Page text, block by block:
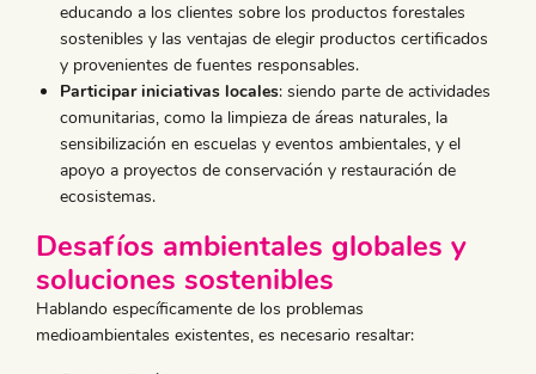
educando a los clientes sobre los productos forestales
sostenibles y las ventajas de elegir productos certificados
y provenientes de fuentes responsables.
Participar iniciativas locales: siendo parte de actividades
comunitarias, como la limpieza de áreas naturales, la
sensibilización en escuelas y eventos ambientales, y el
apoyo a proyectos de conservación y restauración de
ecosistemas.
Desafíos ambientales globales y
soluciones sostenibles
Hablando específicamente de los problemas
medioambientales existentes, es necesario resaltar: